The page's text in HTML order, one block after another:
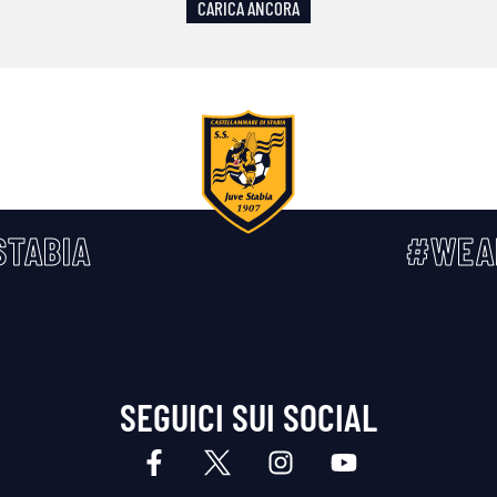
CARICA ANCORA
SEGUICI SUI SOCIAL